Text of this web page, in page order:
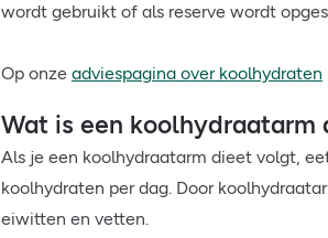
wordt gebruikt of als reserve wordt
Op onze adviespagina over koolhydraten
Wat is een koolhydraatarm
Als je een koolhydraatarm dieet volgt,
koolhydraten per dag. Door
eiwitten en vetten.